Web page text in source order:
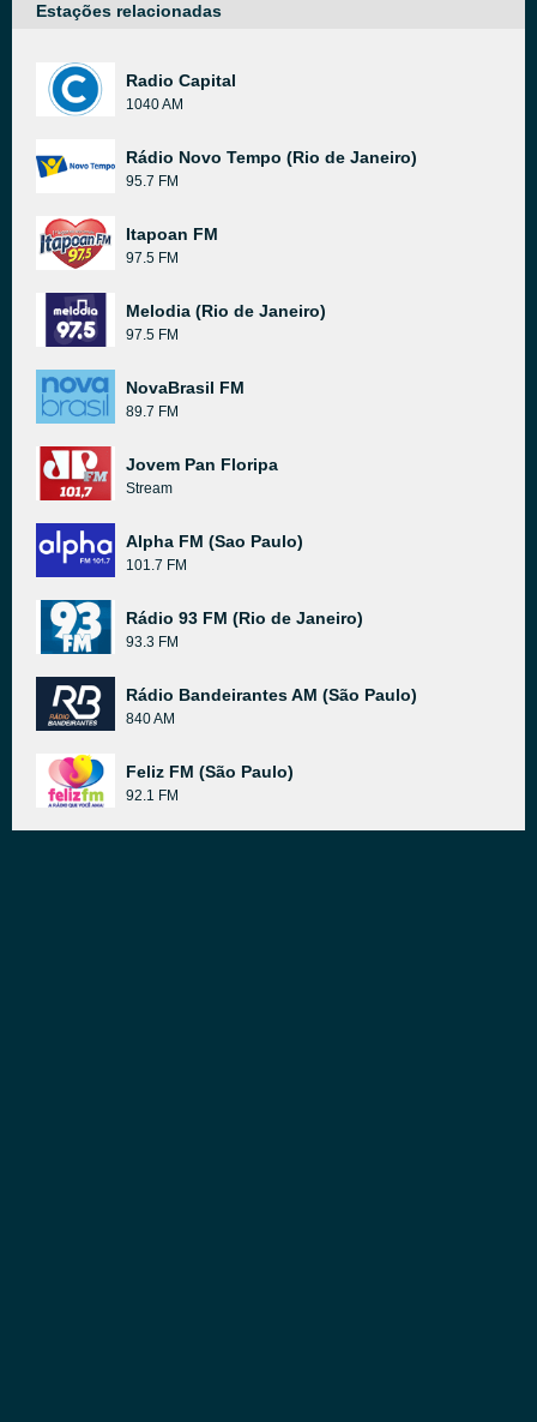
Estações relacionadas
Radio Capital
1040 AM
Rádio Novo Tempo (Rio de Janeiro)
95.7 FM
Itapoan FM
97.5 FM
Melodia (Rio de Janeiro)
97.5 FM
NovaBrasil FM
89.7 FM
Jovem Pan Floripa
Stream
Alpha FM (Sao Paulo)
101.7 FM
Rádio 93 FM (Rio de Janeiro)
93.3 FM
Rádio Bandeirantes AM (São Paulo)
840 AM
Feliz FM (São Paulo)
92.1 FM